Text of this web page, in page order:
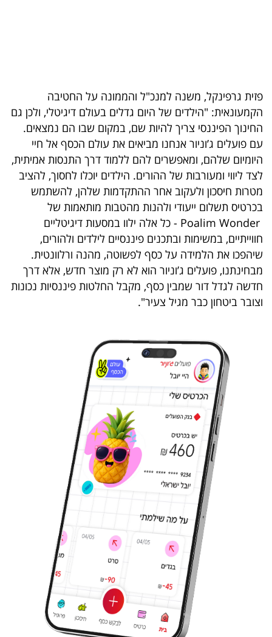
5
המילון
הכלכלי
פודקאסט
40
UNDER
40
שיתופי
פעולה
דרושים
ניוזלטרים
פזית גרפינקל, משנה למנכ"ל והממונה על החטיבה
הקמעונאית: "הילדים של היום גדלים בעולם דיגיטלי, ולכן גם
החינוך הפיננסי צריך להיות שם, במקום שבו הם נמצאים.
עם פועלים ג’וניור אנחנו מביאים את עולם הכסף אל חיי
היומיום שלהם, ומאפשרים להם ללמוד דרך התנסות אמיתית,
לצד ליווי ומעורבות של ההורים. הילדים יוכלו לחסוך, להציב
מטרות חיסכון ולעקוב אחר ההתקדמות שלהן, להשתמש
בכרטיס תשלום ייעודי ולהנות מהטבות מותאמות של
Poalim Wonder - כל אלה ילוו במסעות דיגיטליים
חווייתיים, במשימות ובתכנים פיננסיים לילדים ולהורים,
שיהפכו את הלמידה על כסף לפשוטה, מהנה ורלוונטית.
מבחינתנו, פועלים ג’וניור הוא לא רק מוצר חדש, אלא דרך
חדשה לגדל דור שמבין כסף, מקבל החלטות פיננסיות נכונות
וצובר ביטחון כבר מגיל צעיר".